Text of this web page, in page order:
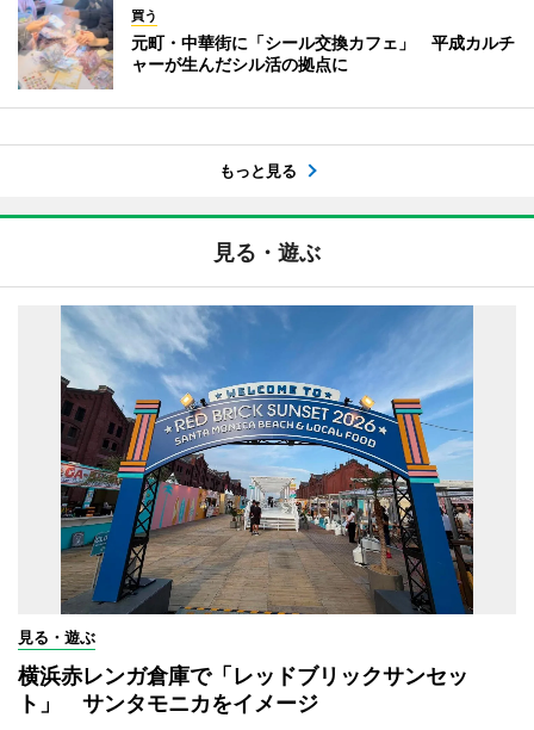
買う
元町・中華街に「シール交換カフェ」 平成カルチ
ャーが生んだシル活の拠点に
もっと見る
見る・遊ぶ
見る・遊ぶ
横浜赤レンガ倉庫で「レッドブリックサンセッ
ト」 サンタモニカをイメージ